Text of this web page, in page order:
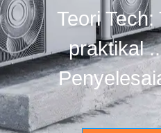
Teori
praktikal